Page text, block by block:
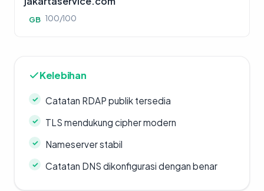
GB 100/100
Kelebihan
Catatan RDAP publik tersedia
TLS mendukung cipher modern
Nameserver stabil
Catatan DNS dikonfigurasi dengan benar